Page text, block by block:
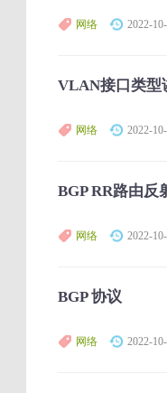
网络 2022-
VLAN接口类型
网络 2022-
BGP RR路由反
网络 2022-
BGP 协议
网络 2022-